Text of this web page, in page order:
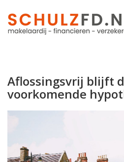
Aflossingsvrij blijft
voorkomende